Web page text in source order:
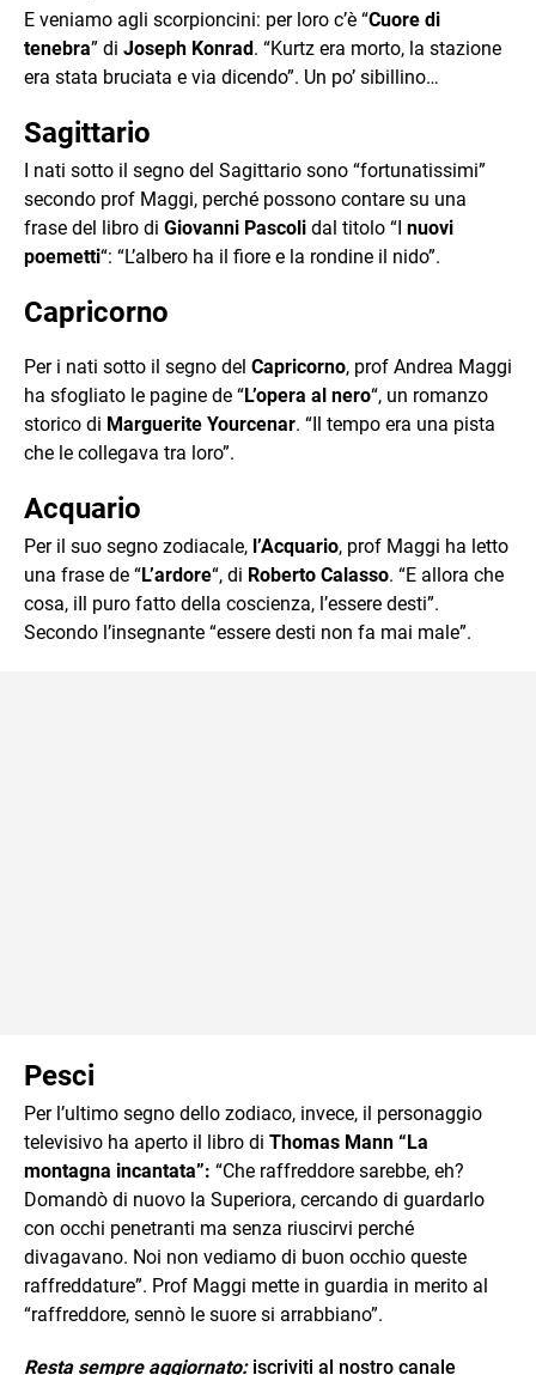
E veniamo agli scorpioncini: per loro c’è “Cuore di
tenebra” di Joseph Konrad. “Kurtz era morto, la stazione
era stata bruciata e via dicendo”. Un po’ sibillino…
Sagittario
I nati sotto il segno del Sagittario sono “fortunatissimi”
secondo prof Maggi, perché possono contare su una
frase del libro di Giovanni Pascoli dal titolo “I nuovi
poemetti“: “L’albero ha il fiore e la rondine il nido”.
Capricorno
Per i nati sotto il segno del Capricorno, prof Andrea Maggi
ha sfogliato le pagine de “L’opera al nero“, un romanzo
storico di Marguerite Yourcenar. “Il tempo era una pista
che le collegava tra loro”.
Acquario
Per il suo segno zodiacale, l’Acquario, prof Maggi ha letto
una frase de “L’ardore“, di Roberto Calasso. “E allora che
cosa, iIl puro fatto della coscienza, l’essere desti”.
Secondo l’insegnante “essere desti non fa mai male”.
Pesci
Per l’ultimo segno dello zodiaco, invece, il personaggio
televisivo ha aperto il libro di Thomas Mann “La
montagna incantata”: “Che raffreddore sarebbe, eh?
Domandò di nuovo la Superiora, cercando di guardarlo
con occhi penetranti ma senza riuscirvi perché
divagavano. Noi non vediamo di buon occhio queste
raffreddature”. Prof Maggi mette in guardia in merito al
“raffreddore, sennò le suore si arrabbiano”.
Resta sempre aggiornato: iscriviti al nostro canale